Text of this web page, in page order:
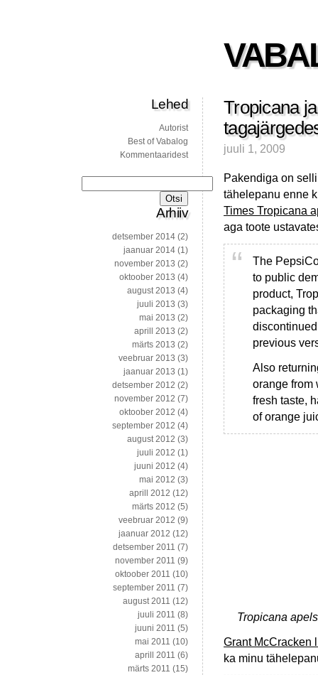
Tropicana
juuli 1, 2009
Pakendiga on
tähelepanu enne
Times Tropicana
aga toote
The
to public
product,
packaging
previous
Also
orange from
fresh taste,
of orange
Tropicana
Grant McCracken
ka minu
Lehed
Autorist
Best of Vabalog
Kommentaaridest
Arhiiv
detsember 2014 (2)
jaanuar 2014 (1)
november 2013 (2)
oktoober 2013 (4)
august 2013 (4)
juuli 2013 (3)
mai 2013 (2)
aprill 2013 (2)
märts 2013 (2)
veebruar 2013 (3)
jaanuar 2013 (1)
detsember 2012 (2)
november 2012 (7)
oktoober 2012 (4)
september 2012 (4)
august 2012 (3)
juuli 2012 (1)
juuni 2012 (4)
mai 2012 (3)
aprill 2012 (12)
märts 2012 (5)
veebruar 2012 (9)
jaanuar 2012 (12)
detsember 2011 (7)
november 2011 (9)
oktoober 2011 (10)
september 2011 (7)
august 2011 (12)
juuli 2011 (8)
juuni 2011 (5)
mai 2011 (10)
aprill 2011 (6)
märts 2011 (15)